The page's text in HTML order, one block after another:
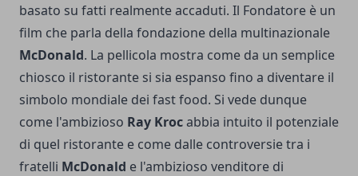
basato su fatti realmente accaduti. Il Fondatore è un
film che parla della fondazione della multinazionale
McDonald. La pellicola mostra come da un semplice
chiosco il ristorante si sia espanso fino a diventare il
simbolo mondiale dei fast food. Si vede dunque
come l'ambizioso Ray Krocabbia intuito il potenziale
di quel ristorante e come dalle controversie tra i
fratelli McDonald e l'ambizioso venditore di